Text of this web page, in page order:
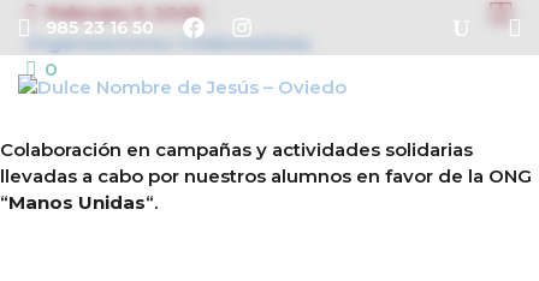
985 23 16 50 
February 5, 2026
Organizaciones Colaboradoras
0
Colaboración en campañas y actividades solidarias
llevadas a cabo por nuestros alumnos en favor de la ONG
“Manos Unidas“.